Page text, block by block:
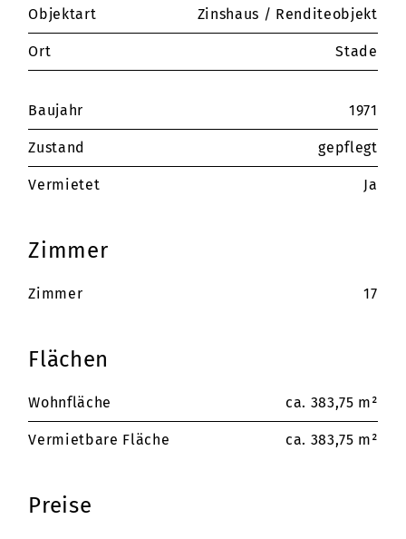
Objektart Zinshaus / Renditeobjekt
Ort Stade
Baujahr 1971
Zustand gepflegt
Vermietet Ja
Zimmer
Zimmer 17
Flächen
Wohnfläche ca. 383,75 m²
Vermietbare Fläche ca. 383,75 m²
Preise